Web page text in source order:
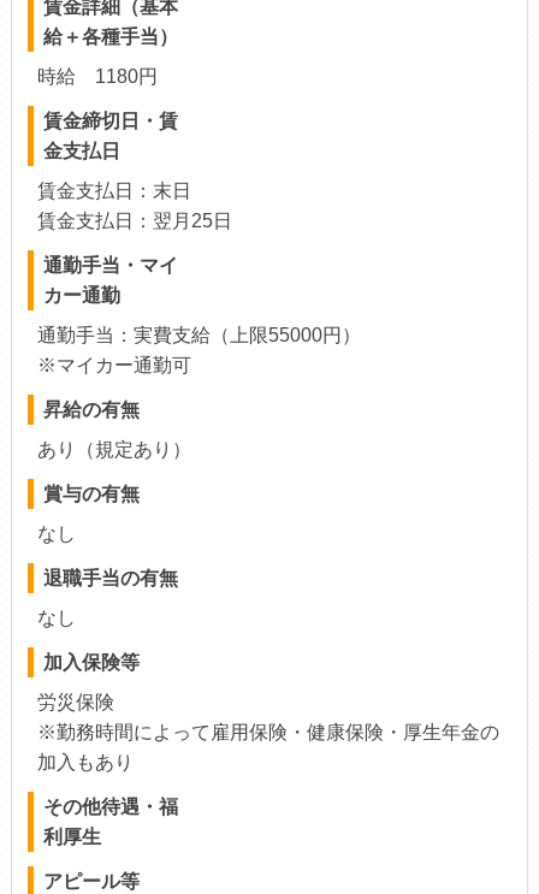
賃金詳細（基本
給＋各種手当）
時給 1180円
賃金締切日・賃
金支払日
賃金支払日：末日
賃金支払日：翌月25日
通勤手当・マイ
カー通勤
通勤手当：実費支給（上限55000円）
※マイカー通勤可
昇給の有無
あり（規定あり）
賞与の有無
なし
退職手当の有無
なし
加入保険等
労災保険
※勤務時間によって雇用保険・健康保険・厚生年金の
加入もあり
その他待遇・福
利厚生
アピール等